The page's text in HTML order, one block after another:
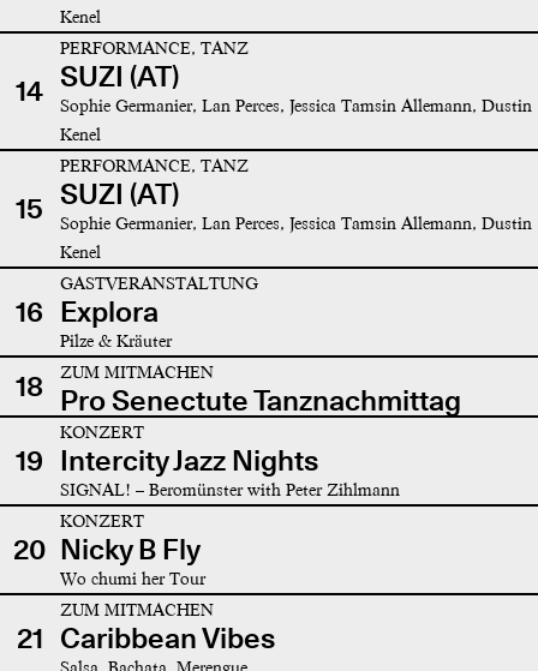
Kenel
14
PERFORMANCE, TANZ
SUZI (AT)
Sophie Germanier, Lan Perces, Jessica Tamsin Allemann, Dustin
Kenel
15
PERFORMANCE, TANZ
SUZI (AT)
Sophie Germanier, Lan Perces, Jessica Tamsin Allemann, Dustin
Kenel
16
GASTVERANSTALTUNG
Explora
Pilze & Kräuter
18 ZUM MITMACHEN
Pro Senectute Tanznachmittag
19
KONZERT
Intercity Jazz Nights
SIGNAL! – Beromünster with Peter Zihlmann
20
KONZERT
Nicky B Fly
Wo chumi her Tour
21
ZUM MITMACHEN
Caribbean Vibes